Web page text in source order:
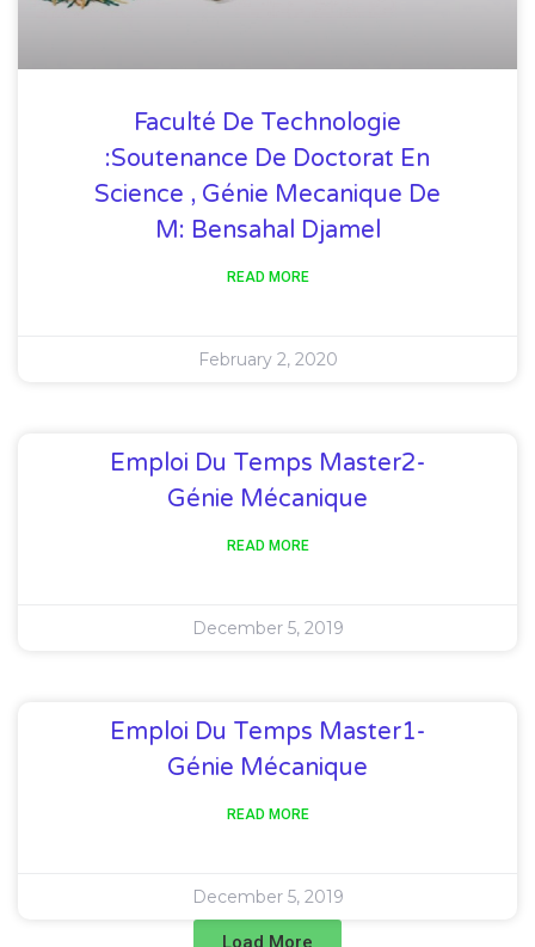
Faculté De Technologie
:Soutenance De Doctorat En
Science , Génie Mecanique De
M: Bensahal Djamel
READ MORE
February 2, 2020
Emploi Du Temps Master2-
Génie Mécanique
READ MORE
December 5, 2019
Emploi Du Temps Master1-
Génie Mécanique
READ MORE
December 5, 2019
Load More